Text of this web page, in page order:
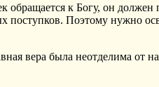
обращается к Богу, он
Поэтому нужно
вера была неотделима от